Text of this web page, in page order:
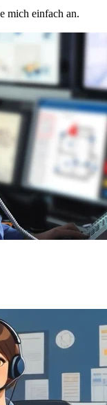
mich einfach an.